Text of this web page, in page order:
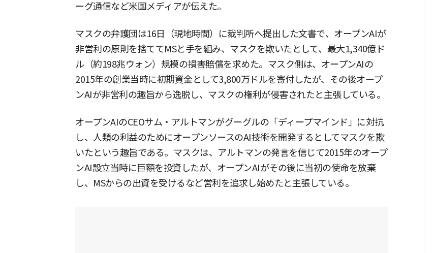
ーグ通信など米国メディアが伝えた。
マスクの弁護団は16日（現地時間）に裁判所へ提出した文書で、オープンAIが
非営利の原則を捨ててMSと手を組み、マスクを欺いたとして、最大1,340億ド
ル（約198兆ウォン）規模の損害賠償を求めた。マスク側は、オープンAIの
2015年の創業当時に初期資金として3,800万ドルを寄付したが、その後オープ
ンAIが非営利の趣旨から逸脱し、マスクの権利が侵害されたと主張している。
オープンAIのCEOサム・アルトマンがグーグルの「ディープマインド」に対抗
し、人類の利益のためにオープンソースのAI技術を開発するとしてマスクを欺
いたという趣旨である。マスクは、アルトマンの発言を信じて2015年のオープ
ンAI設立当時に巨額を投資したが、オープンAIがその後に当初の使命を放棄
し、MSからの出資を受けるなど営利を追求し始めたと主張している。